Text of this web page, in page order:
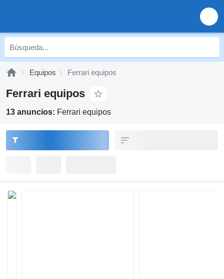
Equipos Ferrari equipos
Ferrari equipos
13 anuncios: Ferrari equipos